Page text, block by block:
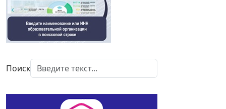
Поиск